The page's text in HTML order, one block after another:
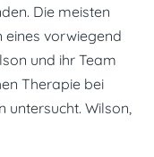
Die meisten
eines vorwiegend
und ihr Team
Therapie bei
untersucht. Wilson,